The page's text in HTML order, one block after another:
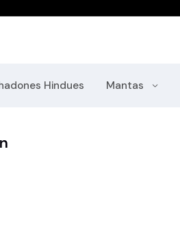
Hindues Mantas